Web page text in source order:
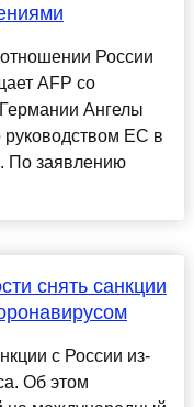
России
AFP со
Ангелы
ЕС в
По заявлению
снять санкции
с России из-
Об этом